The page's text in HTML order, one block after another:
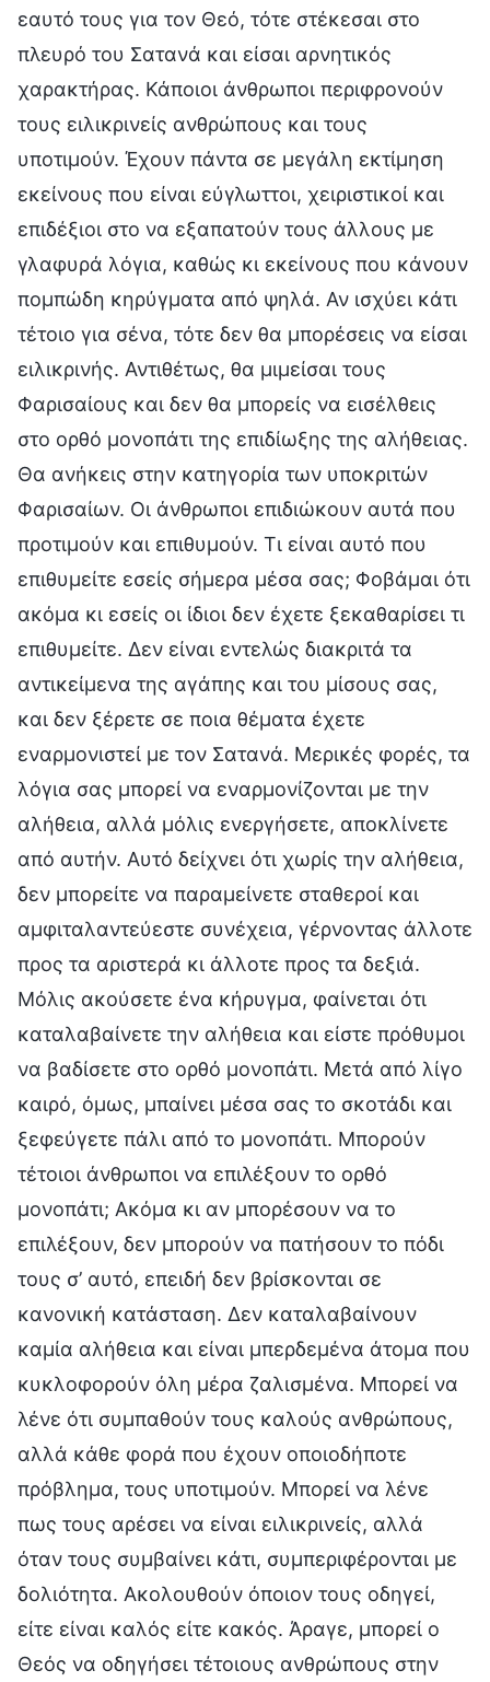
εαυτό τους για τον Θεό, τότε στέκεσαι στο
πλευρό του Σατανά και είσαι αρνητικός
χαρακτήρας. Κάποιοι άνθρωποι περιφρονούν
τους ειλικρινείς ανθρώπους και τους
υποτιμούν. Έχουν πάντα σε μεγάλη εκτίμηση
εκείνους που είναι εύγλωττοι, χειριστικοί και
επιδέξιοι στο να εξαπατούν τους άλλους με
γλαφυρά λόγια, καθώς κι εκείνους που κάνουν
πομπώδη κηρύγματα από ψηλά. Αν ισχύει κάτι
τέτοιο για σένα, τότε δεν θα μπορέσεις να είσαι
ειλικρινής. Αντιθέτως, θα μιμείσαι τους
Φαρισαίους και δεν θα μπορείς να εισέλθεις
στο ορθό μονοπάτι της επιδίωξης της αλήθειας.
Θα ανήκεις στην κατηγορία των υποκριτών
Φαρισαίων. Οι άνθρωποι επιδιώκουν αυτά που
προτιμούν και επιθυμούν. Τι είναι αυτό που
επιθυμείτε εσείς σήμερα μέσα σας; Φοβάμαι ότι
ακόμα κι εσείς οι ίδιοι δεν έχετε ξεκαθαρίσει τι
επιθυμείτε. Δεν είναι εντελώς διακριτά τα
αντικείμενα της αγάπης και του μίσους σας,
και δεν ξέρετε σε ποια θέματα έχετε
εναρμονιστεί με τον Σατανά. Μερικές φορές, τα
λόγια σας μπορεί να εναρμονίζονται με την
αλήθεια, αλλά μόλις ενεργήσετε, αποκλίνετε
από αυτήν. Αυτό δείχνει ότι χωρίς την αλήθεια,
δεν μπορείτε να παραμείνετε σταθεροί και
αμφιταλαντεύεστε συνέχεια, γέρνοντας άλλοτε
προς τα αριστερά κι άλλοτε προς τα δεξιά.
Μόλις ακούσετε ένα κήρυγμα, φαίνεται ότι
καταλαβαίνετε την αλήθεια και είστε πρόθυμοι
να βαδίσετε στο ορθό μονοπάτι. Μετά από λίγο
καιρό, όμως, μπαίνει μέσα σας το σκοτάδι και
ξεφεύγετε πάλι από το μονοπάτι. Μπορούν
τέτοιοι άνθρωποι να επιλέξουν το ορθό
μονοπάτι; Ακόμα κι αν μπορέσουν να το
επιλέξουν, δεν μπορούν να πατήσουν το πόδι
τους σ’ αυτό, επειδή δεν βρίσκονται σε
κανονική κατάσταση. Δεν καταλαβαίνουν
καμία αλήθεια και είναι μπερδεμένα άτομα που
κυκλοφορούν όλη μέρα ζαλισμένα. Μπορεί να
λένε ότι συμπαθούν τους καλούς ανθρώπους,
αλλά κάθε φορά που έχουν οποιοδήποτε
πρόβλημα, τους υποτιμούν. Μπορεί να λένε
πως τους αρέσει να είναι ειλικρινείς, αλλά
όταν τους συμβαίνει κάτι, συμπεριφέρονται με
δoλιότητα. Ακολουθούν όποιον τους οδηγεί,
είτε είναι καλός είτε κακός. Άραγε, μπορεί ο
Θεός να οδηγήσει τέτοιους ανθρώπους στην